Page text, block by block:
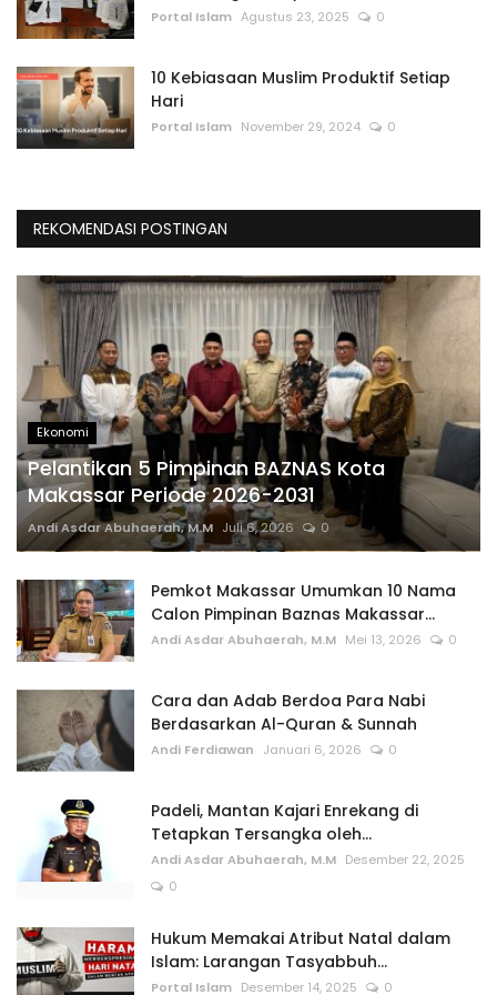
Portal Islam Agustus 23, 2025 0
10 Kebiasaan Muslim Produktif Setiap
Hari
Portal Islam November 29, 2024 0
REKOMENDASI POSTINGAN
Ekonomi
Pelantikan 5 Pimpinan BAZNAS Kota
Makassar Periode 2026-2031
Andi Asdar Abuhaerah, M.M Juli 6, 2026 0
Pemkot Makassar Umumkan 10 Nama
Calon Pimpinan Baznas Makassar...
Andi Asdar Abuhaerah, M.M Mei 13, 2026 0
Cara dan Adab Berdoa Para Nabi
Berdasarkan Al-Quran & Sunnah
Andi Ferdiawan Januari 6, 2026 0
Padeli, Mantan Kajari Enrekang di
Tetapkan Tersangka oleh...
Andi Asdar Abuhaerah, M.M Desember 22, 2025
0
Hukum Memakai Atribut Natal dalam
Islam: Larangan Tasyabbuh...
Portal Islam Desember 14, 2025 0